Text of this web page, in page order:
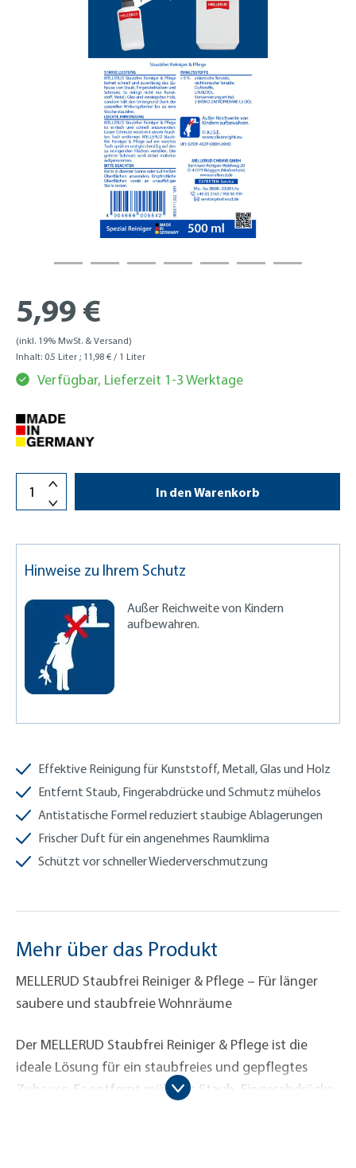
5,99 €
(inkl. 19% MwSt. & Versand)
Inhalt: 0.5 Liter ; 11,98 € / 1 Liter
Verfügbar, Lieferzeit 1-3 Werktage
In den Warenkorb
Effektive Reinigung für Kunststoff, Metall, Glas und Holz
Entfernt Staub, Fingerabdrücke und Schmutz mühelos
Antistatische Formel reduziert staubige Ablagerungen
Frischer Duft für ein angenehmes Raumklima
Schützt vor schneller Wiederverschmutzung
Hinweise zu Ihrem Schutz
Außer Reichweite von Kindern
aufbewahren.
Mehr über das Produkt
MELLERUD Staubfrei Reiniger & Pflege – Für länger
saubere und staubfreie Wohnräume
Der MELLERUD Staubfrei Reiniger & Pflege ist die
ideale Lösung für ein staubfreies und gepflegtes
Zuhause. Er entfernt mühelos Staub, Fingerabdrücke